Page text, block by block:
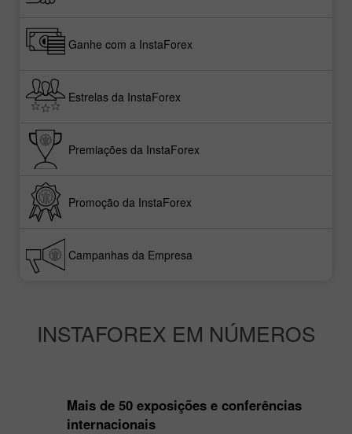
Ganhe com a InstaForex
Estrelas da InstaForex
Premiações da InstaForex
Promoção da InstaForex
Campanhas da Empresa
INSTAFOREX EM NÚMEROS
Mais de 50 exposições e conferências
internacionais